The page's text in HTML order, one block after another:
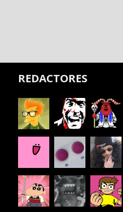
REDACTORES